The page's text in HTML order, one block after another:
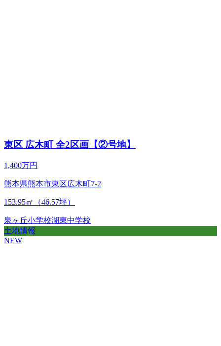
東区 広木町 全2区画【②号地】
1,400万円
熊本県熊本市東区広木町7-2
153.95㎡（46.57坪）
泉ヶ丘小学校湖東中学校
土地情報
NEW